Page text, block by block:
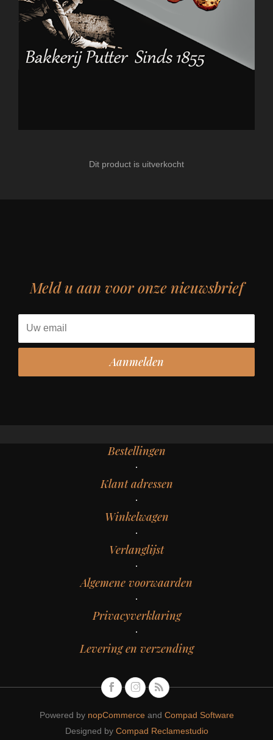
Dit product is uitverkocht
Meld u aan voor onze nieuwsbrief
Bestellingen
Klant adressen
Winkelwagen
Verlanglijst
Algemene voorwaarden
Privacyverklaring
Levering en verzending
Powered by nopCommerceand Compad Software
Designed by Compad Reclamestudio